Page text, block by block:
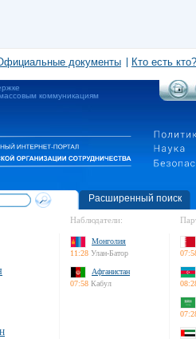
документы Кто есть кто?
коммуникациям
Расширенный поиск
Наблюдатели:
Монголия
11:28 Улан-Батор
Афганистан
07:58 Кабул